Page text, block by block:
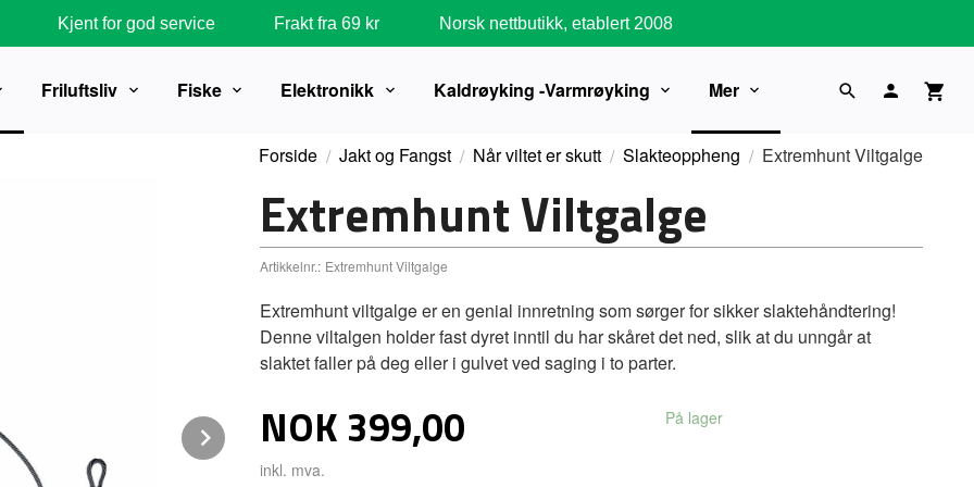
Kjent for god service Frakt fra 69 kr Norsk nettbutikk, etablert 2008
Friluftsliv Fiske Elektronikk Kaldrøyking -Varmrøyking Mer
Forside Jakt og Fangst Når viltet er skutt Slakteoppheng Extremhunt Viltgalge
Next
Extremhunt Viltgalge
Artikkelnr.: Extremhunt Viltgalge
Extremhunt viltgalge er en genial innretning som sørger for sikker slaktehåndtering!
Denne viltalgen holder fast dyret inntil du har skåret det ned, slik at du unngår at
slaktet faller på deg eller i gulvet ved saging i to parter.
Pris
NOK 399,00
inkl. mva.
På lager